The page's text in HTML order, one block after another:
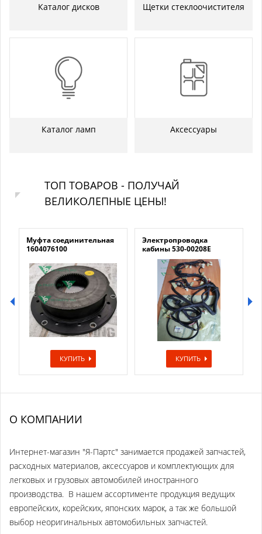
Каталог дисков Щетки стеклоочистителя
Каталог ламп Аксессуары
ТОП ТОВАРОВ - ПОЛУЧАЙ
ВЕЛИКОЛЕПНЫЕ ЦЕНЫ!
Муфта соединительная
1604076100
КУПИТЬ
Электропроводка
кабины 530-00208E
КУПИТЬ
О КОМПАНИИ
Интернет-магазин "Я-Партс" занимается продажей запчастей,
расходных материалов, аксессуаров и комплектующих для
легковых и грузовых автомобилей иностранного
производства. В нашем ассортименте продукция ведущих
европейских, корейских, японских марок, а так же большой
выбор неоригинальных автомобильных запчастей.